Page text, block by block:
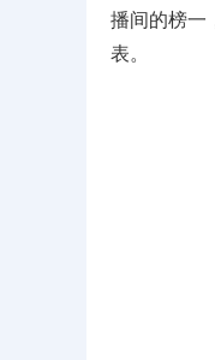
播间的榜一
表。